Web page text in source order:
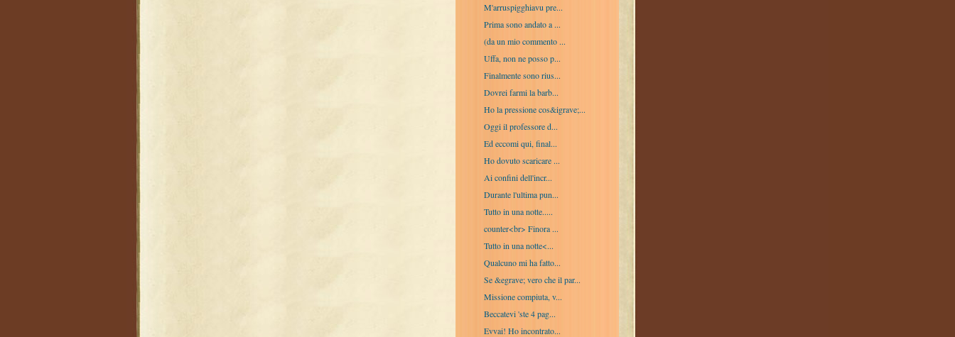
M'arruspigghiavu pre...
Prima sono andato a ...
(da un mio commento ...
Uffa, non ne posso p...
Finalmente sono rius...
Dovrei farmi la barb...
Ho la pressione cos&igrave;...
Oggi il professore d...
Ed eccomi qui, final...
Ho dovuto scaricare ...
Ai confini dell'incr...
Durante l'ultima pun...
Tutto in una notte.....
counter<br> Finora ...
Tutto in una notte<...
Qualcuno mi ha fatto...
Se &egrave; vero che il par...
Missione compiuta, v...
Beccatevi 'ste 4 pag...
Evvai! Ho incontrato...